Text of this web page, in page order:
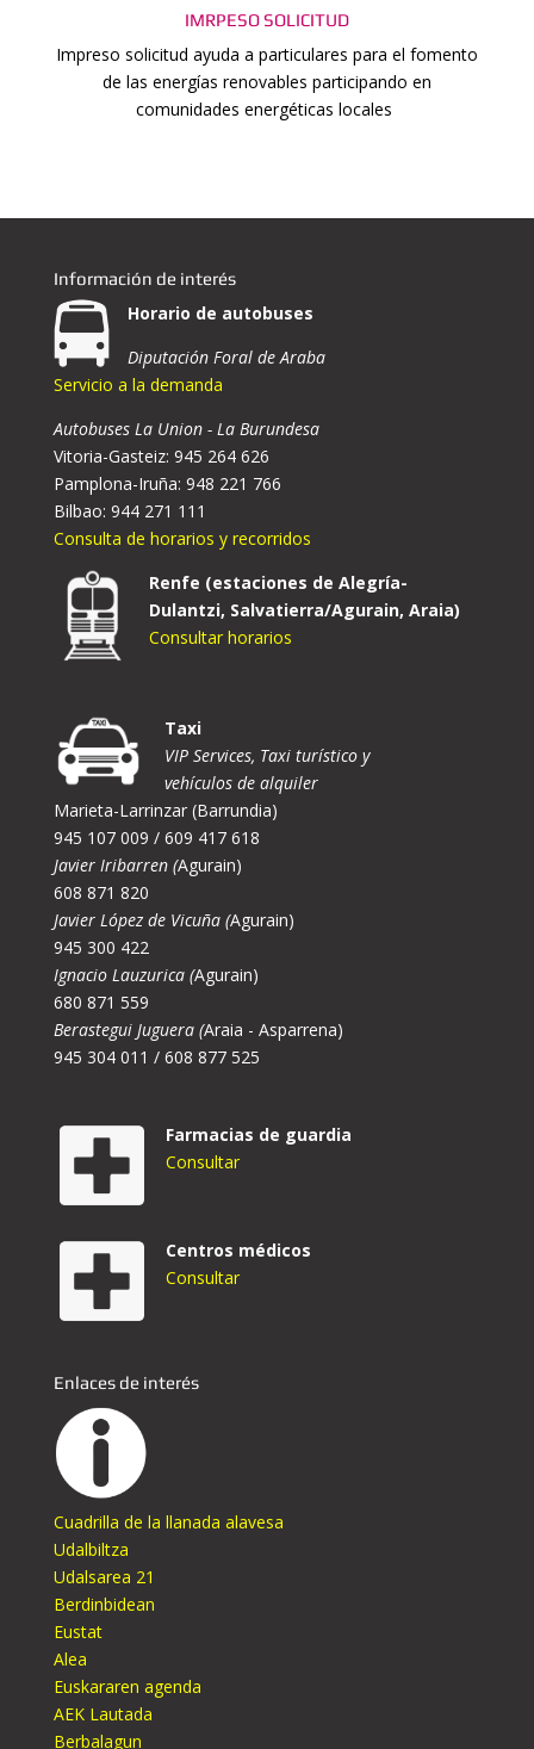
IMRPESO SOLICITUD
Impreso solicitud ayuda a particulares para el fomento
de las energías renovables participando en
comunidades energéticas locales
Información de interés
Horario de autobuses
Diputación Foral de Araba
Servicio a la demanda
Autobuses La Union - La Burundesa
Vitoria-Gasteiz: 945 264 626
Pamplona-Iruña: 948 221 766
Bilbao: 944 271 111
Consulta de horarios y recorridos
Renfe (estaciones de Alegría-
Dulantzi, Salvatierra/Agurain, Araia)
Consultar horarios
Taxi
VIP Services, Taxi turístico y
vehículos de alquiler
Marieta-Larrinzar (Barrundia)
945 107 009 / 609 417 618
Javier Iribarren (Agurain)
608 871 820
Javier López de Vicuña (Agurain)
945 300 422
Ignacio Lauzurica (Agurain)
680 871 559
Berastegui Juguera (Araia - Asparrena)
945 304 011 / 608 877 525
Farmacias de guardia
Consultar
Centros médicos
Consultar
Enlaces de interés
Cuadrilla de la llanada alavesa
Udalbiltza
Udalsarea 21
Berdinbidean
Eustat
Alea
Euskararen agenda
AEK Lautada
Berbalagun